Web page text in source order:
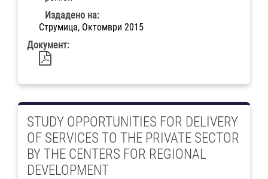
Издадено на:
Струмица, Октомври 2015
Документ:
STUDY OPPORTUNITIES FOR DELIVERY
OF SERVICES TO THE PRIVATE SECTOR
BY THE CENTERS FOR REGIONAL
DEVELOPMENT